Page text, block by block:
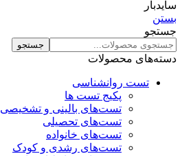
سایدبار
بستن
جستجو
جستجو
دسته‌های محصولات
تست روانشناسی
پکیج تست ها
تست‌های بالینی و تشخیصی
تست‌های تحصیلی
تست‌های خانواده
تست‌های رشدی و کودک